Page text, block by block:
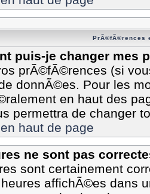
PrÃ©fÃ©rences
puis-je changer mes
prÃ©fÃ©rences (si
donnÃ©es. Pour les
en haut des
permettra de changer
haut de page
ne sont pas
sont certainement
affichÃ©es dans